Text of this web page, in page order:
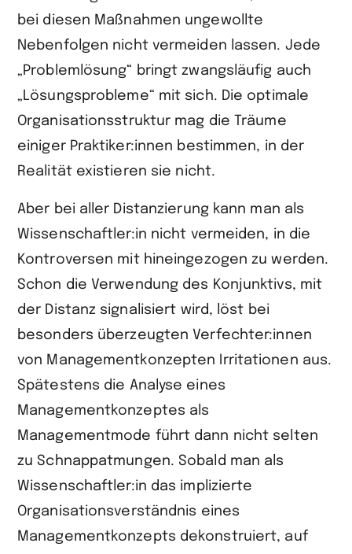
bei diesen Maßnahmen ungewollte
Nebenfolgen nicht vermeiden lassen. Jede
„Problem­lösung“ bringt zwangsläufig auch
„Lösungsprobleme“ mit sich. Die optimale
Organisationsstruktur mag die Träume
einiger Praktiker:innen bestimmen, in der
Realität existieren sie nicht.
Aber bei aller Distanzierung kann man als
Wissenschaftler:in nicht vermeiden, in die
Kontroversen mit hineingezogen zu werden.
Schon die Verwendung des Konjunktivs, mit
der Distanz signalisiert wird, löst bei
besonders überzeugten Verfechter:innen
von Managementkonzepten Irritationen aus.
Spätestens die Analyse eines
Managementkonzeptes als
Managementmode führt dann nicht selten
zu Schnappatmungen. Sobald man als
Wissenschaftler:in das implizierte
Organisationsverständnis eines
Managementkonzepts dekonstruiert, auf